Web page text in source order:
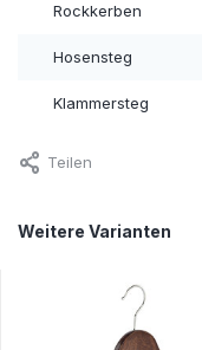
Rockkerben
Hosensteg
Klammersteg
Teilen
Weitere Varianten